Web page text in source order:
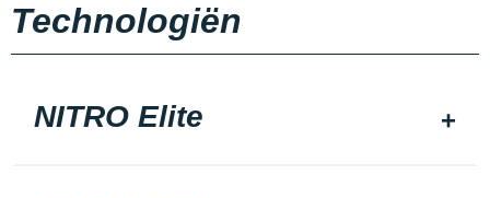
Technologiën
NITRO Elite